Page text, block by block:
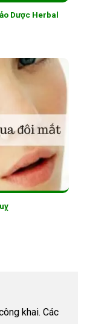
Dược Herbal
khai. Các